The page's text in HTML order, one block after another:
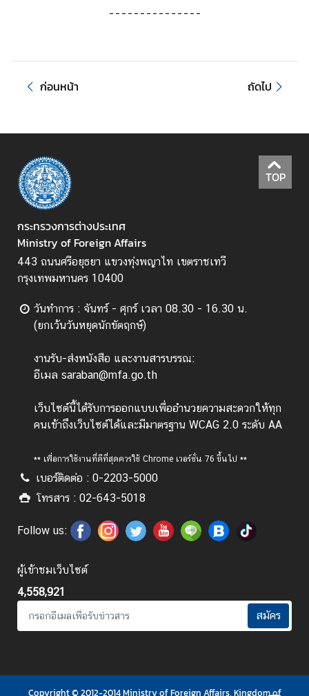
กั
อ
า
เ
ย
น
ศู
ย์
ข่
ว
ป
ร
ก
า
ศ
แ
ล
ะ
น
ๆ
T
---------------
ก่อนหน้า ถัดไป
TOP
กระทรวงการต่างประเทศ
Ministry of Foreign Affairs
443 ถนนศรีอยุธยา แขวงทุ่งพญาไท เขตราชเทวี
กรุงเทพมหานคร 10400
วันทำการ : จันทร์ - ศุกร์ เวลา 08.30 - 16.30 น.
(ยกเว้นวันหยุดนักขัตฤกษ์)
งานรับ-ส่งหนังสือ และงานสารบรรณ:
อีเมล saraban@mfa.go.th
เว็บไซต์นี้ได้รับการออกแบบเพื่ออำนวยความสะดวกให้ทุก
คนเข้าถึงเว็บไซต์ได้และมีมาตรฐาน WCAG 2.0 ระดับ AA
** เพื่อการใช้งานที่ดีที่สุดควรใช้ Chrome เวอร์ชั่น 76 ขึ้นไป **
เบอร์ติดต่อ : 0-2203-5000
โทรสาร : 02-643-5018
Follow us:
ผู้เข้าชมเว็บไซต์
4,558,921
สมัคร
Copyright © 2012-2014 Ministry of Foreign Affairs, Kingdom of